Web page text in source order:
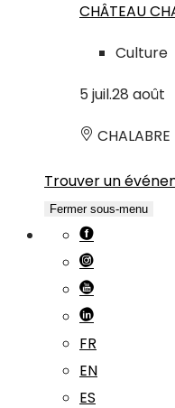
CHÂTEAU
Culture
5 juil.28 août
CHALABRE
Trouver un
Fermer sous-menu
FR
EN
ES